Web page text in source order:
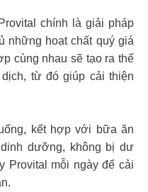
chính là giải pháp
những hoạt chất quý giá
cùng nhau sẽ tạo ra thế
từ đó giúp cải thiện
kết hợp với bữa ăn
dưỡng, không bị dư
Provital mỗi ngày để cải